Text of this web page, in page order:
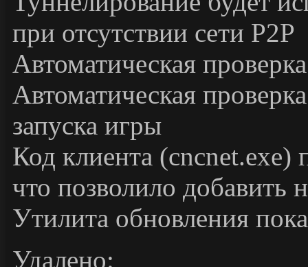
при отсутствии сети P2P
Автоматическая
Автоматическая
запуска игры
Код клиента (cncnet.exe)
что позволило добавить
Утилита обновления
Удалено: